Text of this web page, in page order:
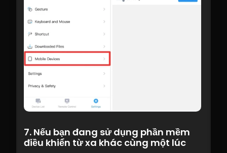
7. Nếu bạn đang sử dụng phần mềm
điều khiển từ xa khác cùng một lúc